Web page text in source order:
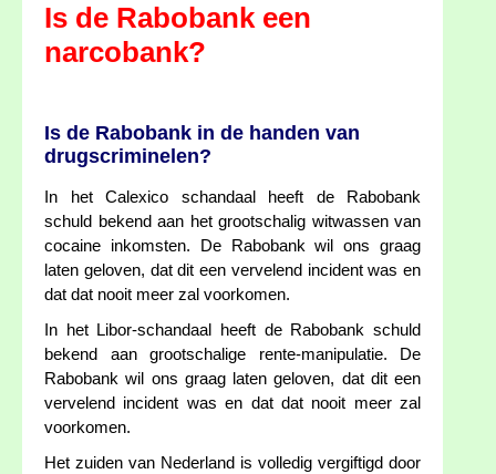
Is de Rabobank een
narcobank?
Is de Rabobank in de handen van
drugscriminelen?
In het Calexico schandaal heeft de Rabobank
schuld bekend aan het grootschalig witwassen van
cocaine inkomsten. De Rabobank wil ons graag
laten geloven, dat dit een vervelend incident was en
dat dat nooit meer zal voorkomen.
In het Libor-schandaal heeft de Rabobank schuld
bekend aan grootschalige rente-manipulatie. De
Rabobank wil ons graag laten geloven, dat dit een
vervelend incident was en dat dat nooit meer zal
voorkomen.
Het zuiden van Nederland is volledig vergiftigd door